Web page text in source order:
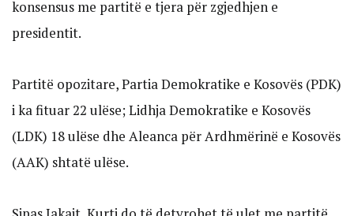
konsensus me partitë e tjera për zgjedhjen e
presidentit.
Partitë opozitare, Partia Demokratike e Kosovës (PDK)
i ka fituar 22 ulëse; Lidhja Demokratike e Kosovës
(LDK) 18 ulëse dhe Aleanca për Ardhmërinë e Kosovës
(AAK) shtatë ulëse.